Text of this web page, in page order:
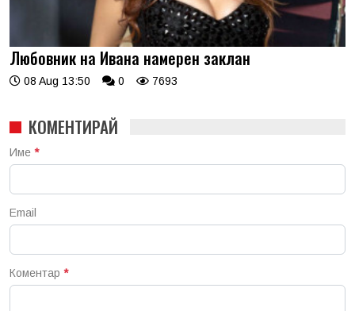
Любовник на Ивана намерен заклан
08 Aug 13:50 0 7693
КОМЕНТИРАЙ
Име *
Email
Коментар *